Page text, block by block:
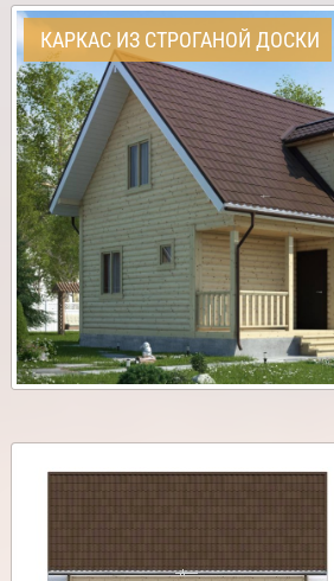
КАРКАС ИЗ СТРОГАНОЙ ДОСКИ